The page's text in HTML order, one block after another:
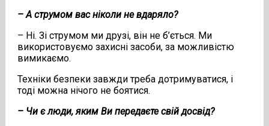
– А струмом вас ніколи не вдаряло?
– Ні. Зі струмом ми друзі, він не б’ється. Ми
використовуємо захисні засоби, за можливістю
вимикаємо.
Техніки безпеки завжди треба дотримуватися, і
тоді можна нічого не боятися.
– Чи є люди, яким Ви передаєте свій досвід?